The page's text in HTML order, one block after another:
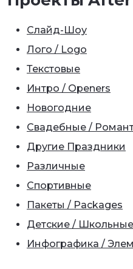
Слайд-Шоу
Лого / Logo
Текстовые
Интро / Openers
Новогодние
Свадебные /
Другие Праздники
Различные
Спортивные
Пакеты / Packages
Детские / Школьные
Инфографика /